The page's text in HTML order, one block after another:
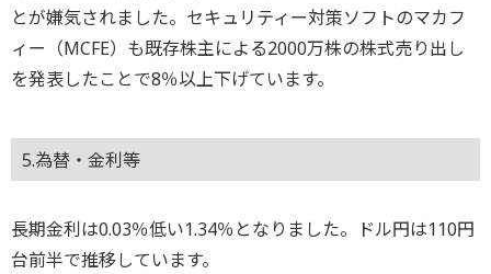
とが嫌気されました。セキュリティー対策ソフトのマカフ
ィー（MCFE）も既存株主による2000万株の株式売り出し
を発表したことで8％以上下げています。
5.為替・金利等
長期金利は0.03％低い1.34％となりました。ドル円は110円
台前半で推移しています。